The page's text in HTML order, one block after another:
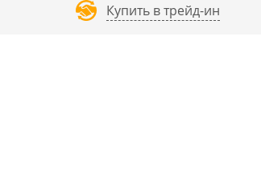
Купить в трейд-ин